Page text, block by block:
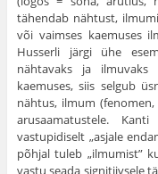
tähen­dab nähtust,
või vaim­ses kaemuses
Husserli järgi ühe
nähtavaks ja ilmuvaks
kaemuses, siis selgub
nähtus, ilmum
arusaamatustele.
vastupidiselt „asjale
põhjal tuleb „ilmumist”
vastu seada signitiivsele